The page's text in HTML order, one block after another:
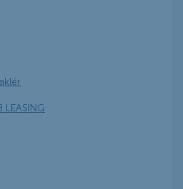
LEASING